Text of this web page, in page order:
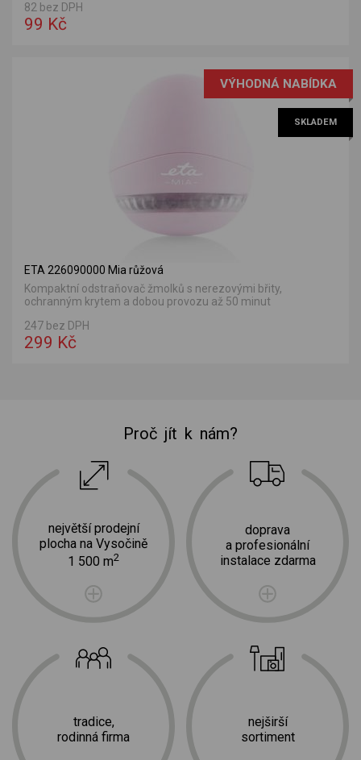
82 bez DPH
99 Kč
VÝHODNÁ NABÍDKA
SKLADEM
ETA 226090000 Mia růžová
Kompaktní odstraňovač žmolků s nerezovými břity,
ochranným krytem a dobou provozu až 50 minut
247 bez DPH
299 Kč
Proč jít k nám?
největší prodejní
plocha na Vysočině
1 500 m2
tradice,
rodinná firma
doprava
a profesionální
instalace zdarma
nejširší
sortiment